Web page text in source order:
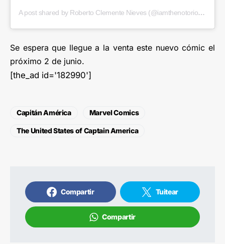
A post shared by Roberto Clemente Nieves (@iamthenotoriouskingibea)
Se espera que llegue a la venta este nuevo cómic el
próximo 2 de junio.
[the_ad id='182990']
Capitán América Marvel Comics
The United States of Captain America
Compartir Tuitear
Compartir